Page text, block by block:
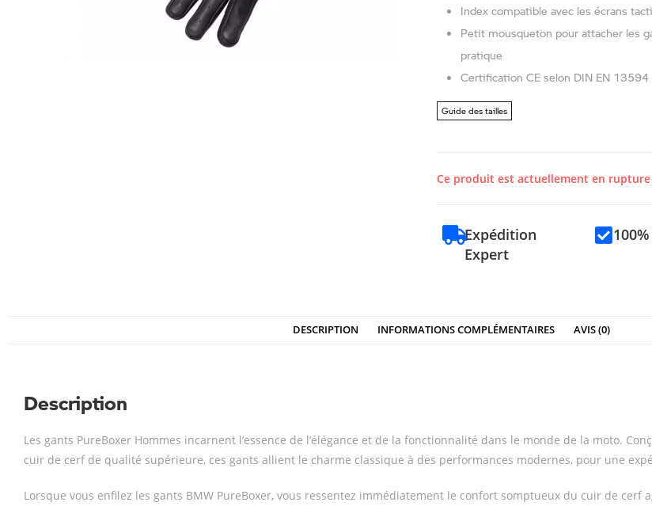
Index compatible avec les écrans
Petit mousqueton pour attacher les
pratique
Certification CE selon DIN EN
Guide des tailles
Ce produit est actuellement en
Expédition
Expert
DESCRIPTION INFORMATIONS COMPLÉMENTAIRES AVIS (0)
Description
Les gants PureBoxer Hommes incarnent l’essence de l’élégance et de la fonctionnalité dans le monde de la moto.
cuir de cerf de qualité supérieure, ces gants allient le charme classique à des performances modernes, pour une
Lorsque vous enfilez les gants BMW PureBoxer, vous ressentez immédiatement le confort somptueux du cuir de cerf